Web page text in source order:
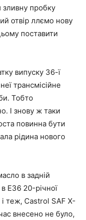
пробку
отвір ллємо нову
поставити
випуску 36-ї
трансмісійне
Тобто
І знову ж таки
повинна бути
рідина нового
в задній
E36 20-річної
теж, Castrol SAF X-
внесено не було,